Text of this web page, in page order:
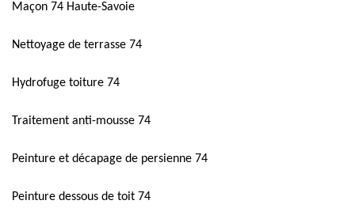
Maçon 74 Haute-Savoie
Nettoyage de terrasse 74
Hydrofuge toiture 74
Traitement anti-mousse 74
Peinture et décapage de persienne 74
Peinture dessous de toit 74